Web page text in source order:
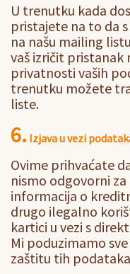
U trenutku kada
pristajete na to da
na našu mailing
vaš izričit pristanak
privatnosti vaših
trenutku možete
liste.
6. Izjava u vezi
Ovime prihvaćate
nismo odgovorni
informacija o
drugo ilegalno
kartici u vezi s
Mi poduzimamo
zaštitu tih